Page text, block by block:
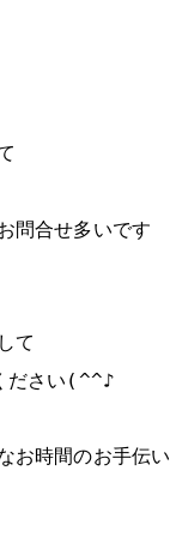
問合せ多いです
て
ださい(^^♪
お時間のお手伝